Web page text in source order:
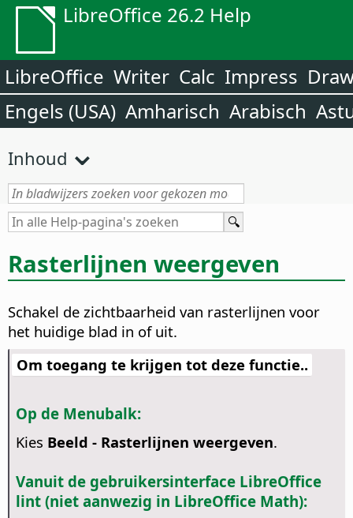
LibreOffice 26.2 Help
LibreOffice Writer Calc Impress
Engels (USA) Amharisch Arabisch
Inhoud
Rasterlijnen weergeven
Schakel de zichtbaarheid van rasterlijnen voor
het huidige blad in of uit.
Om toegang te krijgen tot deze functie..
Op de Menubalk:
Kies Beeld - Rasterlijnen weergeven.
Vanuit de gebruikersinterface LibreOffice
lint (niet aanwezig in LibreOffice Math):